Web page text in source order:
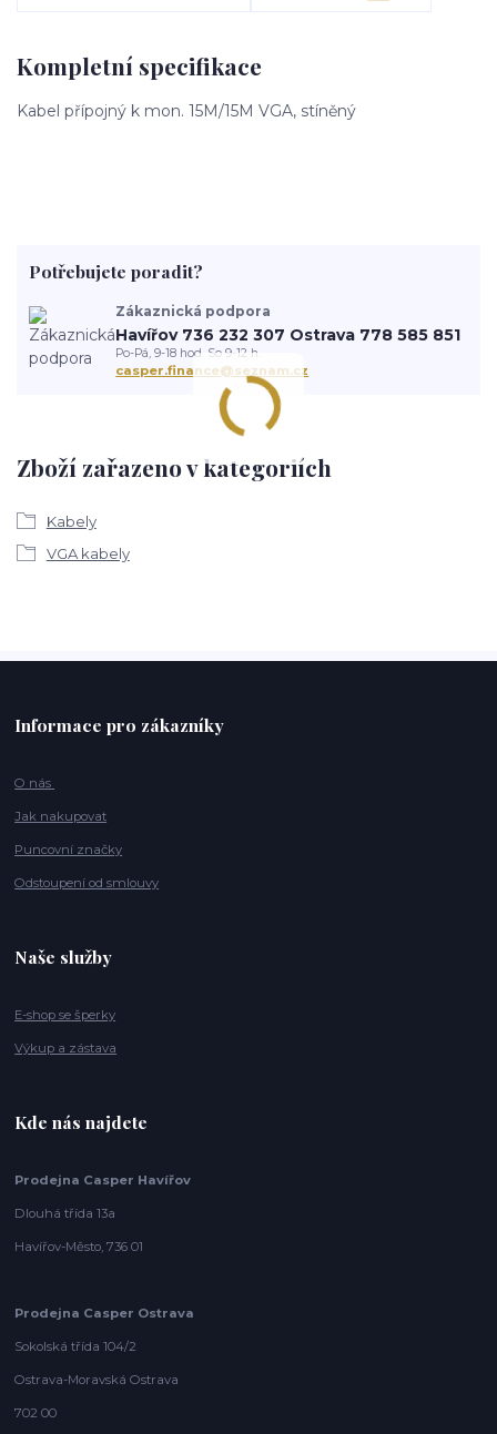
Kompletní specifikace
Kabel přípojný k mon. 15M/15M VGA, stíněný
Zboží zařazeno v kategoriích
Kabely
VGA kabely
Potřebujete poradit?
Zákaznická podpora
Havířov 736 232 307 Ostrava 778 585 851
Po-Pá, 9-18 hod. So 9-12 h.
casper.finance@seznam.cz
Informace pro zákazníky
O nás
Jak nakupovat
Puncovní značky
Odstoupení od smlouvy
Naše služby
E-shop se šperky
Výkup a zástava
Kde nás najdete
Prodejna Casper Havířov
Dlouhá třída 13a
Havířov-Město, 736 01
Prodejna Casper Ostrava
Sokolská třída 104/2
Ostrava-Moravská Ostrava
702 00